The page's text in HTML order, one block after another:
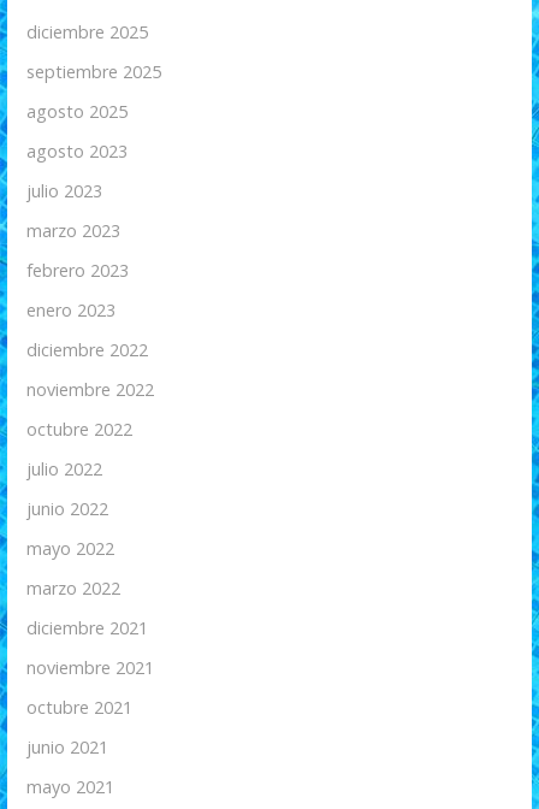
diciembre 2025
septiembre 2025
agosto 2025
agosto 2023
julio 2023
marzo 2023
febrero 2023
enero 2023
diciembre 2022
noviembre 2022
octubre 2022
julio 2022
junio 2022
mayo 2022
marzo 2022
diciembre 2021
noviembre 2021
octubre 2021
junio 2021
mayo 2021